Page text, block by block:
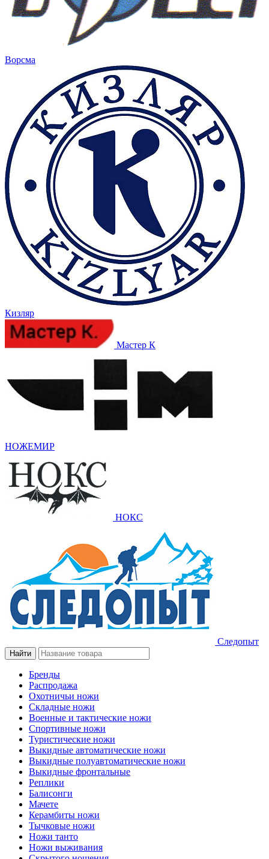
Ворсма
Кизляр
Мастер К
НОЖЕМИР
НОКС
Следопыт
Бренды
Распродажа
Охотничьи ножи
Складные ножи
Военные и тактические ножи
Спортивные ножи
Туристические ножи
Выкидные автоматические ножи
Выкидные полуавтоматические ножи
Выкидные фронтальные
Реплики
Балисонги
Мачете
Керамбиты ножи
Тычковые ножи
Ножи танто
Ножи выживания